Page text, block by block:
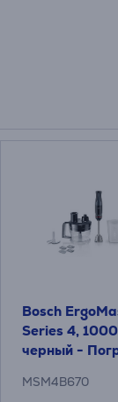
Bosch
Series 4,
черный -
MSM4B670